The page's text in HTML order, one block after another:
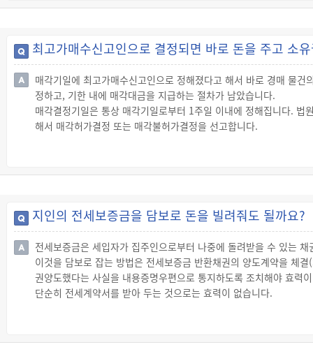
최고가매수신고인으로 결정되면 바로 돈을 주고 소
매각기일에 최고가매수신고인으로 정해졌다고 해서 바로 경매 물
정하고, 기한 내에 매각대금을 지급하는 절차가 남았습니다.
매각결정기일은 통상 매각기일로부터 1주일 이내에 정해집니다.
해서 매각허가결정 또는 매각불허가결정을 선고합니다.
◇ 매각허가결정의 취소신청
지인의 전세보증금을 담보로 돈을 빌려줘도 될까요?
전세보증금은 세입자가 집주인으로부터 나중에 돌려받을 수 있는
이것을 담보로 잡는 방법은 전세보증금 반환채권의 양도계약을 체
권양도했다는 사실을 내용증명우편으로 통지하도록 조치해야 효력
단순히 전세계약서를 받아 두는 것으로는 효력이 없습니다.
☞ 채무자가 채무를 이행하지 않을 때 채권자가 채권의 만족을 얻기